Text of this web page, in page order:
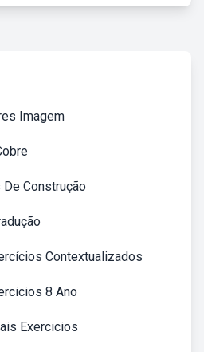
Imagem
Construção
Contextualizados
8 Ano
Exercicios